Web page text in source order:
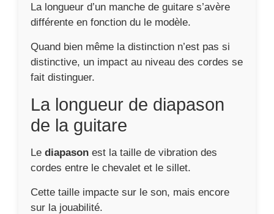
La longueur d’un manche de guitare s’avère
différente en fonction du le modèle.
Quand bien même la distinction n’est pas si
distinctive, un impact au niveau des cordes se
fait distinguer.
La longueur de diapason
de la guitare
Le diapason est la taille de vibration des
cordes entre le chevalet et le sillet.
Cette taille impacte sur le son, mais encore
sur la jouabilité.